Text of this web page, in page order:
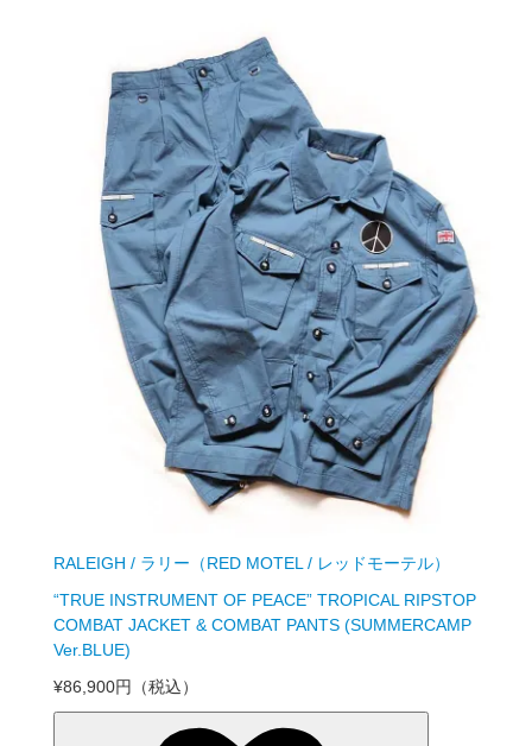
RALEIGH / ラリー（RED MOTEL / レッドモーテル）
“TRUE INSTRUMENT OF PEACE” TROPICAL RIPSTOP
COMBAT JACKET & COMBAT PANTS (SUMMERCAMP
Ver.BLUE)
¥86,900円
（税込）